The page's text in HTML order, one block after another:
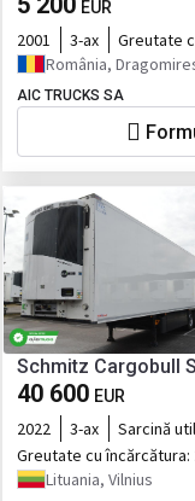
EUR
2001 3-ax Greutate
România,
AIC TRUCKS SA
Schmitz Cargobull
40 600 EUR
2022 3-ax Sarcină
Greutate cu încărcătura:
Lituania, Vilnius